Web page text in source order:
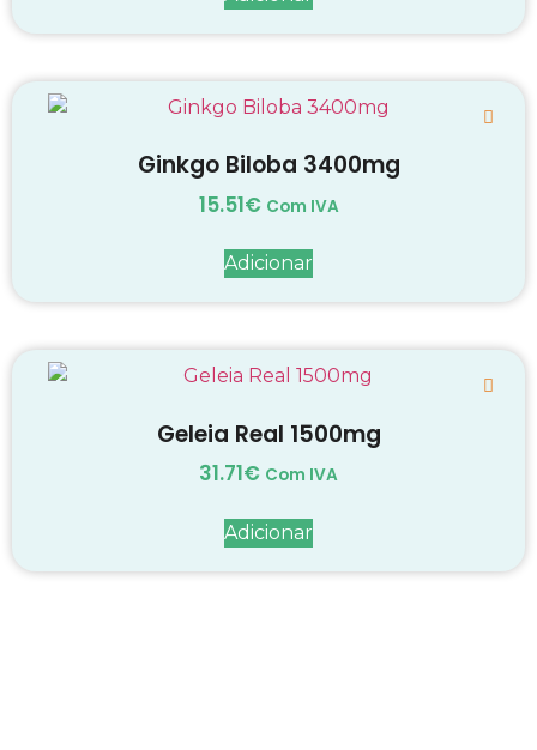
Ginkgo Biloba 3400mg
15.51€ Com IVA
Adicionar
Geleia Real 1500mg
31.71€ Com IVA
Adicionar